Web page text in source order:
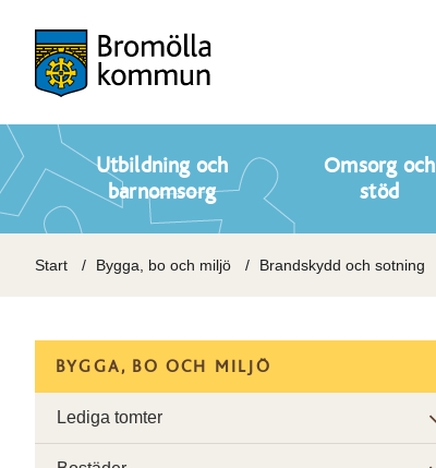
Utbildning och
barnomsorg
Omsorg och
stöd
Start Bygga, bo och miljö Brandskydd och sotning
BYGGA, BO OCH MILJÖ
Lediga tomter